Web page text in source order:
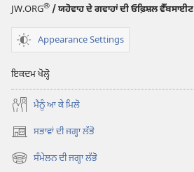
JW.ORG® / ਯਹੋਵਾਹ ਦੇ ਗਵਾਹਾਂ ਦੀ ਓਫ਼ਿਸ਼ਲ ਵੈੱਬਸਾਈਟ
Appearance Settings
ਇਕਦਮ ਖੋਲ੍ਹੋ
ਮੈਨੂੰ ਆ ਕੇ ਮਿਲੋ
ਸਭਾਵਾਂ ਦੀ ਜਗ੍ਹਾ ਲੱਭੋ
(opens
new ਸੰਮੇਲਨ ਦੀ ਜਗ੍ਹਾ ਲੱਭੋ
(opens